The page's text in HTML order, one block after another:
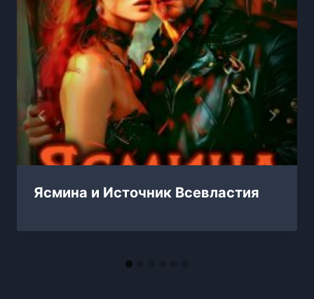
Ясмина и Источник Всевластия